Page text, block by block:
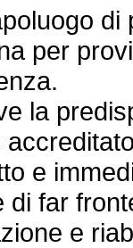
per
la
e
di far
e